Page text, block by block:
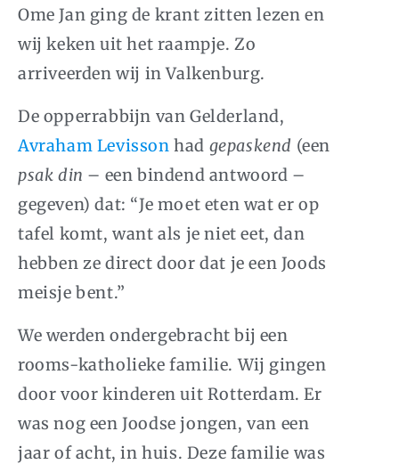
Ome Jan ging de krant zitten lezen en
wij keken uit het raampje. Zo
arriveerden wij in Valkenburg.
De opperrabbijn van Gelderland,
Avraham Levisson had gepaskend (een
psak din – een bindend antwoord –
gegeven) dat: “Je moet eten wat er op
tafel komt, want als je niet eet, dan
hebben ze direct door dat je een Joods
meisje bent.”
We werden ondergebracht bij een
rooms-katholieke familie. Wij gingen
door voor kinderen uit Rotterdam. Er
was nog een Joodse jongen, van een
jaar of acht, in huis. Deze familie was